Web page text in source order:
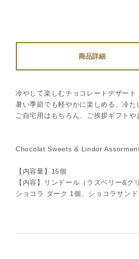
商品詳細
冷やして楽しむチョコレートデザー
暑い季節でも軽やかに楽しめる、冷た
ご自宅用はもちろん、ご挨拶ギフトや
Chocolat Sweets & Lindor
【内容量】15個
【内容】リンドール（ラズベリー&
ショコラ ダーク 1個、ショコラサン